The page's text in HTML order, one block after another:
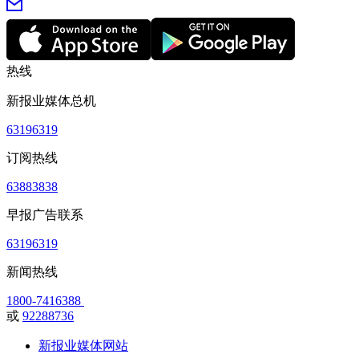
热线
新报业媒体总机
63196319
订阅热线
63883838
早报广告联系
63196319
新闻热线
1800-7416388
或 92288736
新报业媒体网站